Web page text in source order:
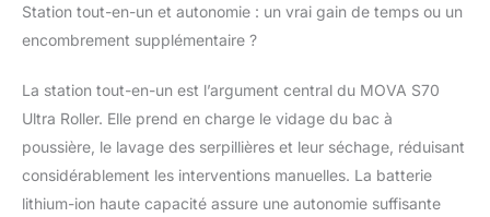
Station tout-en-un et autonomie : un vrai gain de temps ou un
encombrement supplémentaire ?
La station tout-en-un est l’argument central du MOVA S70
Ultra Roller. Elle prend en charge le vidage du bac à
poussière, le lavage des serpillières et leur séchage, réduisant
considérablement les interventions manuelles. La batterie
lithium-ion haute capacité assure une autonomie suffisante